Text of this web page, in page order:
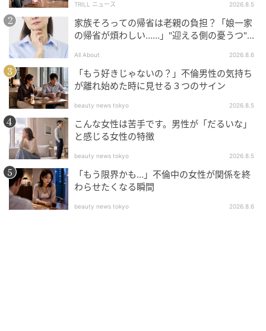
TRILL ニュース 2026.8.5
家族そろっての帰省は老親の負担？「娘一家
の帰省が煩わしい……」"迎える側の憂うつ"の
All About 2026.8.6
「もう好きじゃないの？」不倫男性の気持ち
が離れ始めた時に見せる３つのサイン
beauty news tokyo 2026.8.5
こんな女性は苦手です。男性が「だるいな」
と感じる女性の特徴
beauty news tokyo 2026.8.5
「もう限界かも…」不倫中の女性が関係を終
わらせたくなる瞬間
beauty news tokyo 2026.8.6